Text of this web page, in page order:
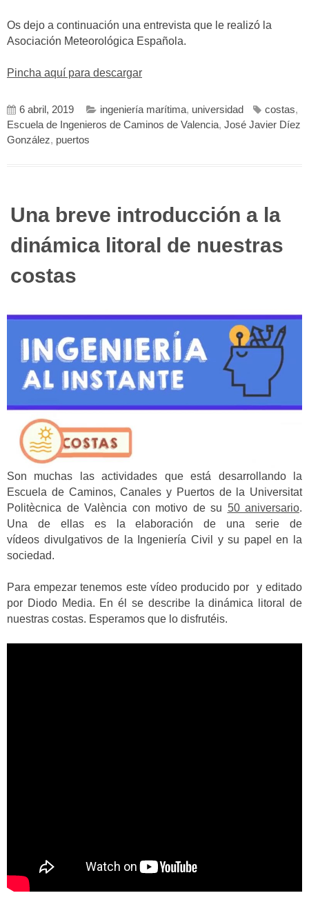
Os dejo a continuación una entrevista que le realizó la
Asociación Meteorológica Española.
Pincha aquí para descargar
6 abril, 2019 ingeniería marítima, universidad costas,
Escuela de Ingenieros de Caminos de Valencia, José Javier Díez
González, puertos
Una breve introducción a la
dinámica litoral de nuestras
costas
Son muchas las actividades que está desarrollando la
Escuela de Caminos, Canales y Puertos de la Universitat
Politècnica de València con motivo de su 50 aniversario.
Una de ellas es la elaboración de una serie de
vídeos divulgativos de la Ingeniería Civil y su papel en la
sociedad.
Para empezar tenemos este vídeo producido por y editado
por Diodo Media. En él se describe la dinámica litoral de
nuestras costas. Esperamos que lo disfrutéis.